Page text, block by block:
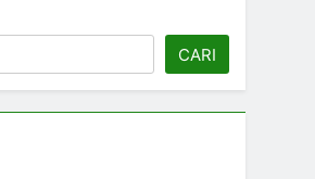
CARI